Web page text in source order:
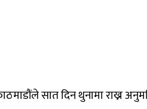
सात दिन थुनामा राख्न